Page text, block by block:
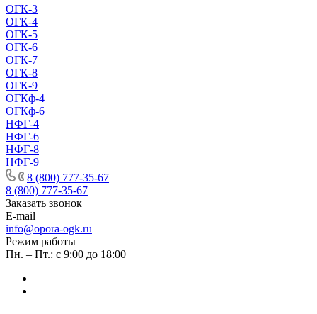
ОГК-3
ОГК-4
ОГК-5
ОГК-6
ОГК-7
ОГК-8
ОГК-9
ОГКф-4
ОГКф-6
НФГ-4
НФГ-6
НФГ-8
НФГ-9
8 (800) 777-35-67
8 (800) 777-35-67
Заказать звонок
E-mail
info@opora-ogk.ru
Режим работы
Пн. – Пт.: с 9:00 до 18:00